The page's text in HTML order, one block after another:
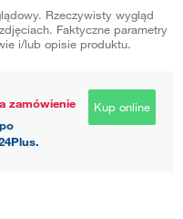
Rzeczywisty wygląd
Faktyczne parametry
i/lub opisie produktu.
zamówienie
Kup online